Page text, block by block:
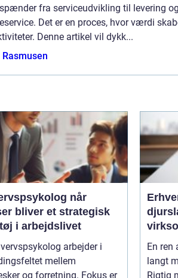
fra serviceudvikling til levering
Det er en proces, hvor værdi
Denne artikel vil dykk...
når
bliver et strategisk
i arbejdslivet
arbejder i
mellem
og forretning. Fokus er
djursland
af
En ren
langt
Rigtig